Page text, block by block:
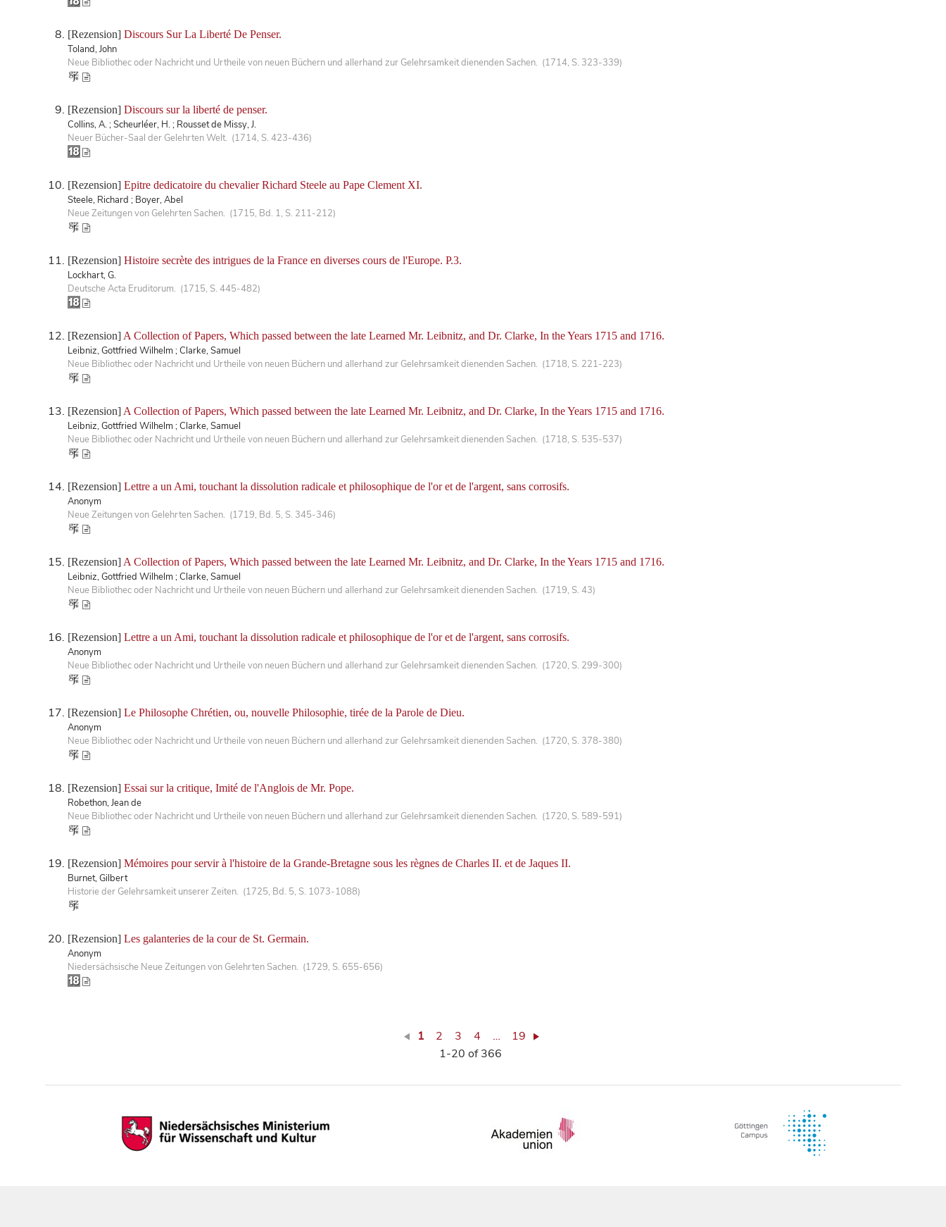
[Rezension] Discours Sur La Liberté De Penser.
Toland, John
Neue Bibliothec oder Nachricht und Urtheile von neuen Büchern und allerhand zur Gelehrsamkeit dienenden Sachen. (1714, S. 323-339)
[Rezension] Discours sur la liberté de penser.
Collins, A. ; Scheurléer, H. ; Rousset de Missy, J.
Neuer Bücher-Saal der Gelehrten Welt. (1714, S. 423-436)
[Rezension] Epitre dedicatoire du chevalier Richard Steele au Pape Clement XI.
Steele, Richard ; Boyer, Abel
Neue Zeitungen von Gelehrten Sachen. (1715, Bd. 1, S. 211-212)
[Rezension] Histoire secrète des intrigues de la France en diverses cours de l'Europe. P.3.
Lockhart, G.
Deutsche Acta Eruditorum. (1715, S. 445-482)
[Rezension] A Collection of Papers, Which passed between the late Learned Mr. Leibnitz, and Dr. Clarke, In the Years 1715 and 1716.
Leibniz, Gottfried Wilhelm ; Clarke, Samuel
Neue Bibliothec oder Nachricht und Urtheile von neuen Büchern und allerhand zur Gelehrsamkeit dienenden Sachen. (1718, S. 221-223)
[Rezension] A Collection of Papers, Which passed between the late Learned Mr. Leibnitz, and Dr. Clarke, In the Years 1715 and 1716.
Leibniz, Gottfried Wilhelm ; Clarke, Samuel
Neue Bibliothec oder Nachricht und Urtheile von neuen Büchern und allerhand zur Gelehrsamkeit dienenden Sachen. (1718, S. 535-537)
[Rezension] Lettre a un Ami, touchant la dissolution radicale et philosophique de l'or et de l'argent, sans corrosifs.
Anonym
Neue Zeitungen von Gelehrten Sachen. (1719, Bd. 5, S. 345-346)
[Rezension] A Collection of Papers, Which passed between the late Learned Mr. Leibnitz, and Dr. Clarke, In the Years 1715 and 1716.
Leibniz, Gottfried Wilhelm ; Clarke, Samuel
Neue Bibliothec oder Nachricht und Urtheile von neuen Büchern und allerhand zur Gelehrsamkeit dienenden Sachen. (1719, S. 43)
[Rezension] Lettre a un Ami, touchant la dissolution radicale et philosophique de l'or et de l'argent, sans corrosifs.
Anonym
Neue Bibliothec oder Nachricht und Urtheile von neuen Büchern und allerhand zur Gelehrsamkeit dienenden Sachen. (1720, S. 299-300)
[Rezension] Le Philosophe Chrétien, ou, nouvelle Philosophie, tirée de la Parole de Dieu.
Anonym
Neue Bibliothec oder Nachricht und Urtheile von neuen Büchern und allerhand zur Gelehrsamkeit dienenden Sachen. (1720, S. 378-380)
[Rezension] Essai sur la critique, Imité de l'Anglois de Mr. Pope.
Robethon, Jean de
Neue Bibliothec oder Nachricht und Urtheile von neuen Büchern und allerhand zur Gelehrsamkeit dienenden Sachen. (1720, S. 589-591)
[Rezension] Mémoires pour servir à l'histoire de la Grande-Bretagne sous les règnes de Charles II. et de Jaques II.
Burnet, Gilbert
Historie der Gelehrsamkeit unserer Zeiten. (1725, Bd. 5, S. 1073-1088)
[Rezension] Les galanteries de la cour de St. Germain.
Anonym
Niedersächsische Neue Zeitungen von Gelehrten Sachen. (1729, S. 655-656)
1 2 3 4 …
19
1-20 of 366